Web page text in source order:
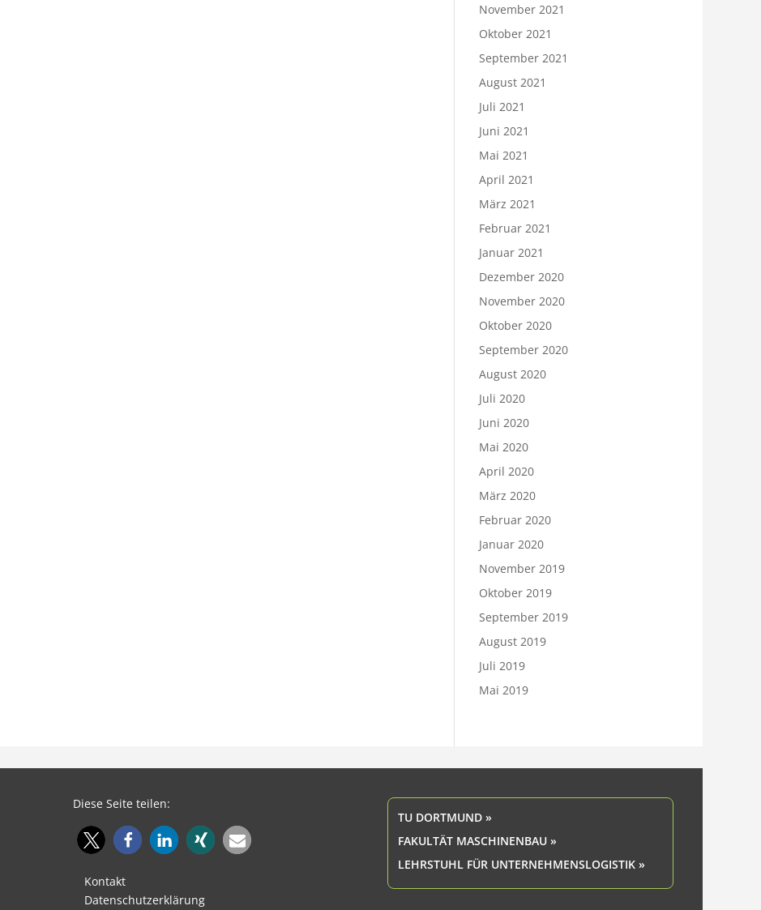
November 2021
Oktober 2021
September 2021
August 2021
Juli 2021
Juni 2021
Mai 2021
April 2021
März 2021
Februar 2021
Januar 2021
Dezember 2020
November 2020
Oktober 2020
September 2020
August 2020
Juli 2020
Juni 2020
Mai 2020
April 2020
März 2020
Februar 2020
Januar 2020
November 2019
Oktober 2019
September 2019
August 2019
Juli 2019
Mai 2019
Diese Seite teilen:
Kontakt
Datenschutzerklärung
TU DORTMUND »
FAKULTÄT MASCHINENBAU »
LEHRSTUHL FÜR UNTERNEHMENSLOGISTIK »